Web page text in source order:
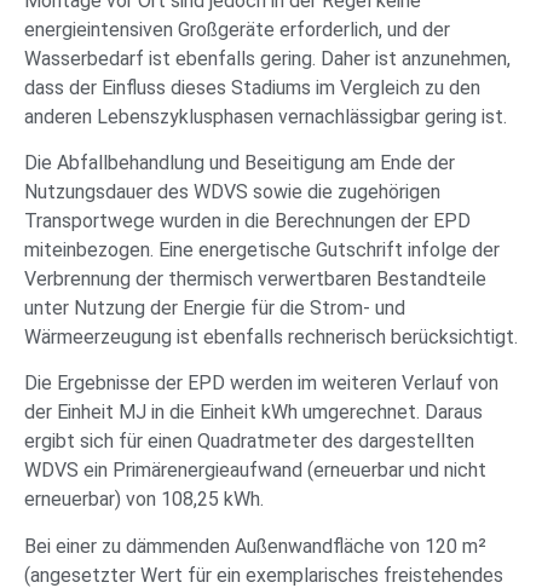
energieintensiven Großgeräte erforderlich, und der
Wasserbedarf ist ebenfalls gering. Daher ist anzunehmen,
dass der Einfluss dieses Stadiums im Vergleich zu den
anderen Lebenszyklusphasen vernachlässigbar gering ist.
Die Abfallbehandlung und Beseitigung am Ende der
Nutzungsdauer des WDVS sowie die zugehörigen
Transportwege wurden in die Berechnungen der EPD
miteinbezogen. Eine energetische Gutschrift infolge der
Verbrennung der thermisch verwertbaren Bestandteile
unter Nutzung der Energie für die Strom- und
Wärmeerzeugung ist ebenfalls rechnerisch berücksichtigt.
Die Ergebnisse der EPD werden im weiteren Verlauf von
der Einheit MJ in die Einheit kWh umgerechnet. Daraus
ergibt sich für einen Quadratmeter des dargestellten
WDVS ein Primärenergieaufwand (erneuerbar und nicht
erneuerbar) von 108,25 kWh.
Bei einer zu dämmenden Außenwandfläche von 120 m²
(angesetzter Wert für ein exemplarisches freistehendes